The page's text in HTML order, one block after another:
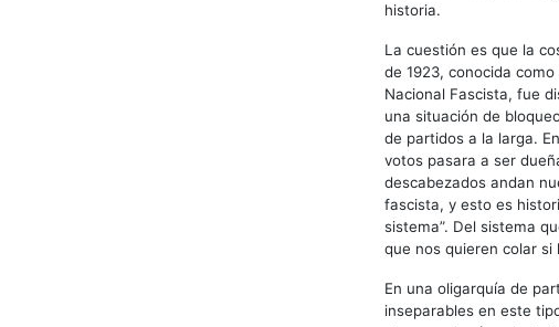
historia.
La cuestión es que la
de 1923, conocida
Nacional Fascista, fue
una situación de
de partidos a la larga.
votos pasara a ser
descabezados andan
fascista, y esto es
sistema”. Del sistema
que nos quieren colar
En una oligarquía de
inseparables en este